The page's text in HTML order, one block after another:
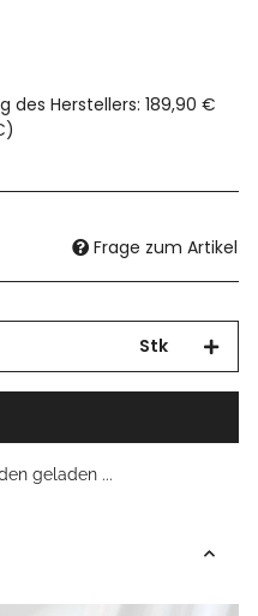
des Herstellers: 189,90 €
)
Frage zum Artikel
Stk
geladen ...